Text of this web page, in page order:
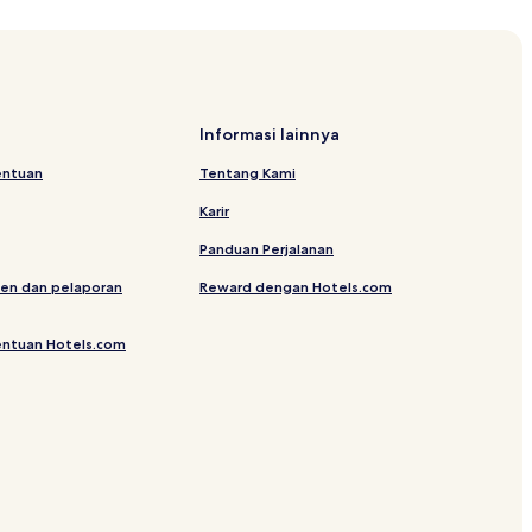
dan pelaporan
Hotels.com
Informasi lainnya
Tentang Kami
Karir
Panduan Perjalanan
Reward dengan Hotels.com